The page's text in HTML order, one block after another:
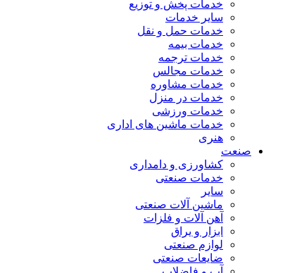
خدمات پخش و توزیع
سایر خدمات
خدمات حمل و نقل
خدمات بیمه
خدمات ترجمه
خدمات مجالس
خدمات مشاوره
خدمات در منزل
خدمات ورزشی
خدمات ماشین های اداری
هنری
صنعت
کشاورزی و دامداری
خدمات صنعتی
سایر
ماشین آلات صنعتی
آهن آلات و فلزات
ابزار و یراق
لوازم صنعتی
ضایعات صنعتی